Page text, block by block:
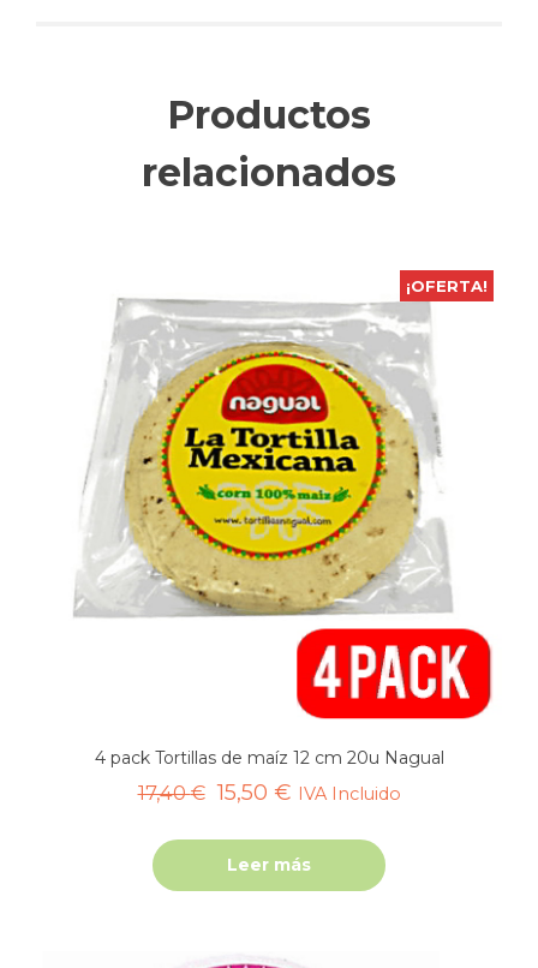
Productos
relacionados
¡OFERTA!
4 pack Tortillas de maíz 12 cm 20u Nagual
17,40€ El
original
era:
15,50 €El
actual
es:
IVA Incluido
Leer más